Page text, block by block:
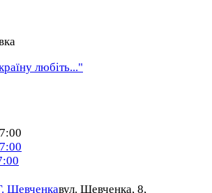
любіть..."
Шевченкавул. Шевченка, 8,